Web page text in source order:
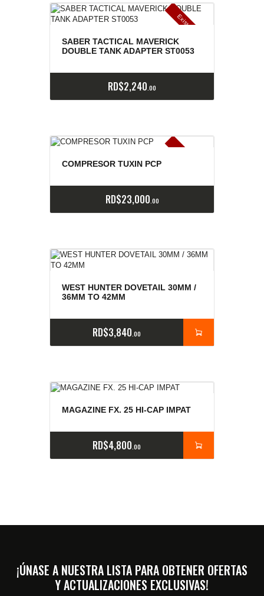
E
x
is
t
en
c
ia
s
ag
o
t
a
d
a
s
SABER TACTICAL MAVERICK
DOUBLE TANK ADAPTER ST0053
RD$2,240 00
COMPRESOR TUXIN PCP
RD$23,000 00
WEST HUNTER DOVETAIL 30MM /
36MM TO 42MM
RD$3,840 00
MAGAZINE FX. 25 HI-CAP IMPAT
RD$4,800 00
¡ÚNASE A NUESTRA LISTA PARA OBTENER OFERTAS
Y ACTUALIZACIONES EXCLUSIVAS!